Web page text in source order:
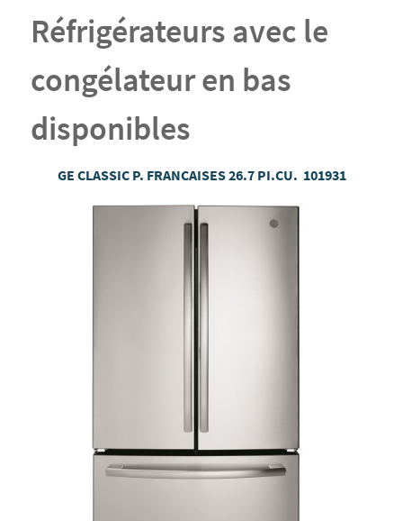
Réfrigérateurs avec le
congélateur en bas
disponibles
GE CLASSIC P. FRANCAISES 26.7 PI.CU. 101931